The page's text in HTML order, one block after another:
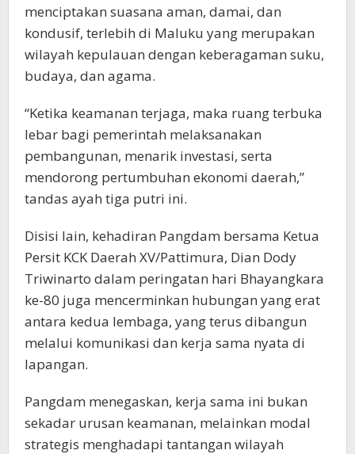
menciptakan suasana aman, damai, dan
kondusif, terlebih di Maluku yang merupakan
wilayah kepulauan dengan keberagaman suku,
budaya, dan agama.
“Ketika keamanan terjaga, maka ruang terbuka
lebar bagi pemerintah melaksanakan
pembangunan, menarik investasi, serta
mendorong pertumbuhan ekonomi daerah,”
tandas ayah tiga putri ini.
Disisi lain, kehadiran Pangdam bersama Ketua
Persit KCK Daerah XV/Pattimura, Dian Dody
Triwinarto dalam peringatan hari Bhayangkara
ke-80 juga mencerminkan hubungan yang erat
antara kedua lembaga, yang terus dibangun
melalui komunikasi dan kerja sama nyata di
lapangan.
Pangdam menegaskan, kerja sama ini bukan
sekadar urusan keamanan, melainkan modal
strategis menghadapi tantangan wilayah